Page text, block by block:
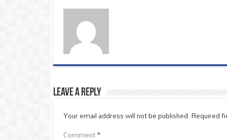
Leave a Reply
Your email address will not be published.Required
Comment*